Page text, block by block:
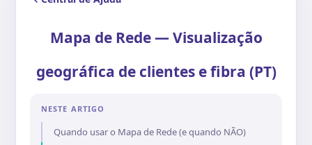
Mapa de Rede — Visualização
geográfica de clientes e fibra (PT)
NESTE ARTIGO
Quando usar o Mapa de Rede (e quando NÃO)